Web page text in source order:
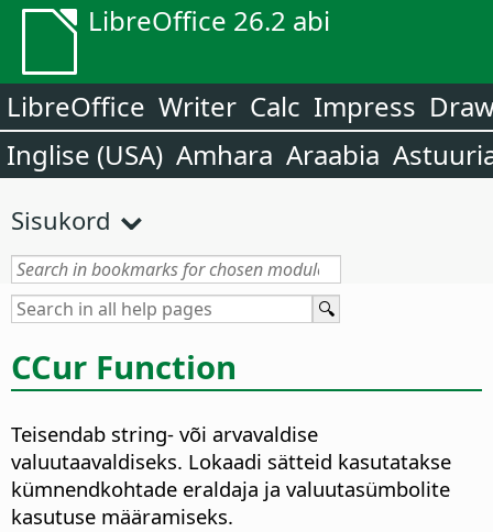
LibreOffice 26.2 abi
LibreOffice Writer Calc Impress
Inglise (USA) Amhara Araabia
Sisukord
CCur Function
Teisendab string- või arvavaldise
valuutaavaldiseks. Lokaadi sätteid kasutatakse
kümnendkohtade eraldaja ja valuutasümbolite
kasutuse määramiseks.